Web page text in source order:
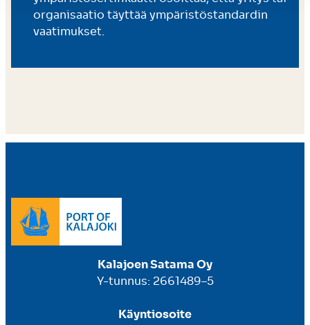
organisaatio täyttää ympäristöstandardin
vaatimukset.
Kalajoen Satama Oy
Y-tunnus: 2661489–5
Käyntiosoite